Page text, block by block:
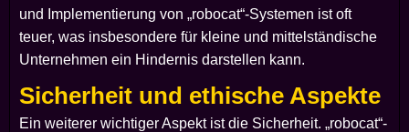
und Implementierung von „robocat“-Systemen ist oft
teuer, was insbesondere für kleine und mittelständische
Unternehmen ein Hindernis darstellen kann.
Sicherheit und ethische Aspekte
Ein weiterer wichtiger Aspekt ist die Sicherheit. „robocat“-